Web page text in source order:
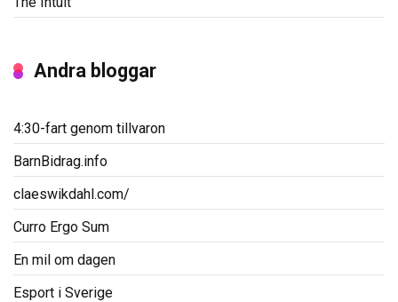
Andra bloggar
4:30-fart genom tillvaron
BarnBidrag.info
claeswikdahl.com/
Curro Ergo Sum
En mil om dagen
Esport i Sverige